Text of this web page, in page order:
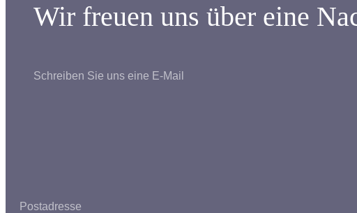
Wir freuen uns über eine
Schreiben Sie uns eine E-Mail
Postadresse